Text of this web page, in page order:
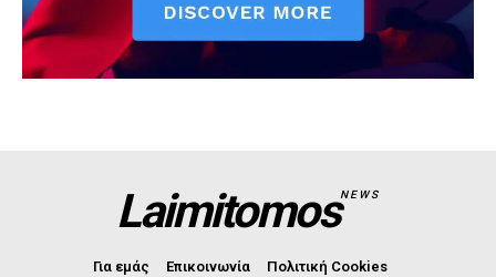
LaimitomosNEWS
Για εμάς Επικοινωνία
Πολιτική Cookies